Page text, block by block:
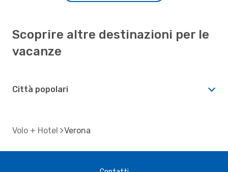
Scoprire altre destinazioni per le
vacanze
Città popolari
Volo + Hotel Verona